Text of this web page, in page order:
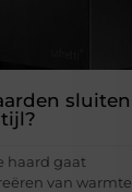
sluiten
haard gaat
van warmte